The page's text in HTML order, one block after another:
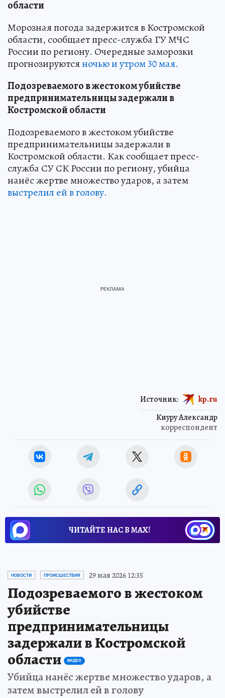
области
Морозная погода задержится в Костромской
области, сообщает пресс-служба ГУ МЧС
России по региону. Очередные заморозки
прогнозируютсяночью и утром 30 мая.
Подозреваемого в жестоком убийстве
предпринимательницы задержали в
Костромской области
Подозреваемого в жестоком убийстве
предпринимательницы задержали в
Костромской области. Как сообщает пресс-
служба СУ СК России по региону, убийца
нанёс жертве множество ударов, а затем
выстрелил ей в голову.
Киуру Александр
корреспондент
Источник: kp.ru
ЧИТАЙТЕ НАС В МАХ!
НОВОСТИ ПРОИСШЕСТВИЯ 29 мая 2026 12:35
Подозреваемого в жестоком
убийстве
предпринимательницы
задержали в Костромской
области
ВИДЕО
Убийца нанёс жертве множество ударов, а
затем выстрелил ей в голову